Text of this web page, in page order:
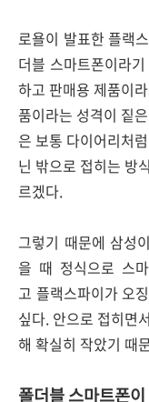
로욜이 발표한 플랙
더블 스마트폰이라
하고 판매용 제품이
품이라는 성격이 짙
은 보통 다이어리처
닌 밖으로 접히는 방
르겠다.
그렇기 때문에 삼성
을 때 정식으로 스
고 플랙스파이가 오
싶다. 안으로 접히면
해 확실히 작았기 때
폴더블 스마트폰